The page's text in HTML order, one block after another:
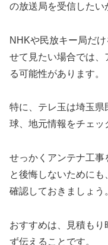
の放送局を受信したい
NHKや民放キー局だ
せて見たい場合では
る可能性があります。
特に、テレ玉は埼玉県
球、地元情報をチェッ
せっかくアンテナ工事
と後悔しないために
確認しておきましょう
おすすめは、見積も
ず伝えることです。